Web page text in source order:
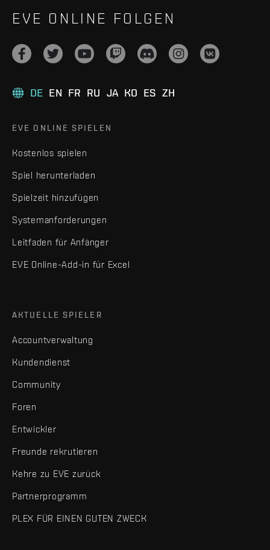
EVE ONLINE FOLGEN
DE EN FR RU JA KO ES ZH
EVE ONLINE SPIELEN
Kostenlos spielen
Spiel herunterladen
Spielzeit hinzufügen
Systemanforderungen
Leitfaden für Anfänger
EVE Online-Add-in für Excel
AKTUELLE SPIELER
Accountverwaltung
Kundendienst
Community
Foren
Entwickler
Freunde rekrutieren
Kehre zu EVE zurück
Partnerprogramm
PLEX FÜR EINEN GUTEN ZWECK